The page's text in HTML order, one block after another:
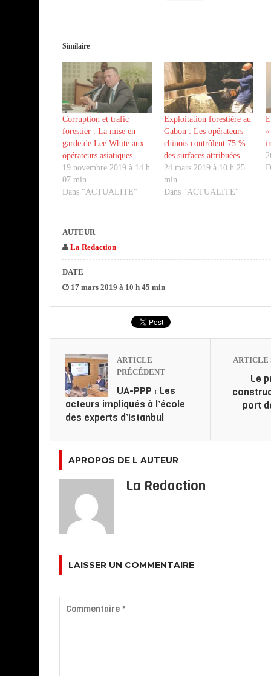
Similaire
Corruption et trafic
forestier : La mise en
garde de Lee White aux
opérateurs asiatiques
19 novembre 2019 à 14 h
07 min
Dans "ACTUALITE"
Exploitation forestière au
Gabon : Les opérateurs
chinois contrôlent 75 %
des surfaces attribuées
24 mars 2019 à 10 h 25
min
Dans "ACTUALITE"
AUTEUR
La Redaction
DATE
17 mars 2019 à 10 h 45 min
ARTICLE
PRÉCÉDENT
UA-PPP : Les
acteurs impliqués à l’école
des experts d’Istanbul
ARTICLE
Le
port
APROPOS DE L AUTEUR
La Redaction
LAISSER UN COMMENTAIRE